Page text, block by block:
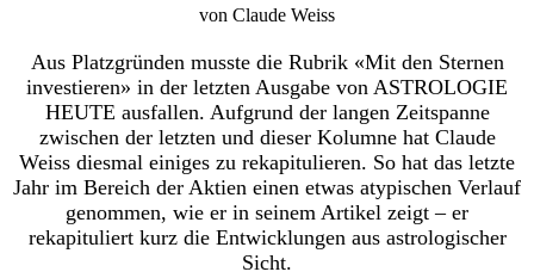
von Claude Weiss
Aus Platzgründen musste die Rubrik «Mit den Sternen
investieren» in der letzten Ausgabe von ASTROLOGIE
HEUTE ausfallen. Aufgrund der langen Zeitspanne
zwischen der letzten und dieser Kolumne hat Claude
Weiss diesmal einiges zu rekapitulieren. So hat das letzte
Jahr im Bereich der Aktien einen etwas atypischen Verlauf
genommen, wie er in seinem Artikel zeigt – er
rekapituliert kurz die Entwicklungen aus astrologischer
Sicht.